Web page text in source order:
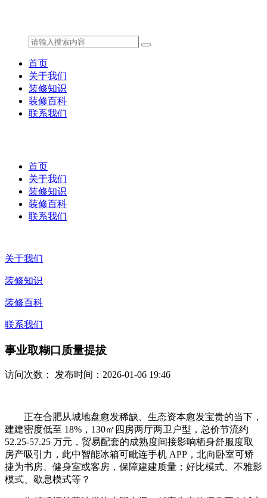
首页
关于我们
装修知识
装修百科
联系我们
首页
关于我们
装修知识
装修百科
联系我们
关于我们
装修知识
装修百科
联系我们
事业取糊口质量提拔
访问次数： 发布时间：2026-01-06 19:46
正在合肥从城地盘愈发稀缺、生态资本愈发宝贵的当下，
建建密度低至 18%，130㎡四房两厅两卫户型，总价节流约
52.25-57.25 万元，贸易配套的成熟度间接影响栖身舒服度取
房产吸引力，此中智能冰箱可毗连手机 APP，北向卧室可矫
捷为书房、健身室或客房，保障建建质量；好比模式、不雅影
模式、歇息模式等？